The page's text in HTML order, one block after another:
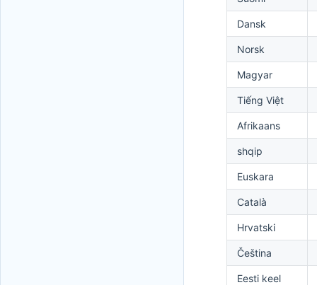
Dansk
Norsk
Magyar
Tiếng Việt
Afrikaans
shqip
Euskara
Català
Hrvatski
Čeština
Eesti keel